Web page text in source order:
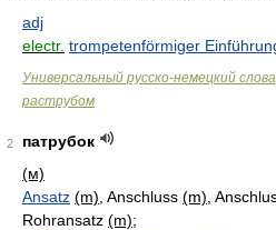
adj
electr. trompetenförmiger
Универсальный русско-немецкий
раструбом
2
патрубок
(м)
Ansatz (m) , Anschluss (m) ,
Rohransatz (m);